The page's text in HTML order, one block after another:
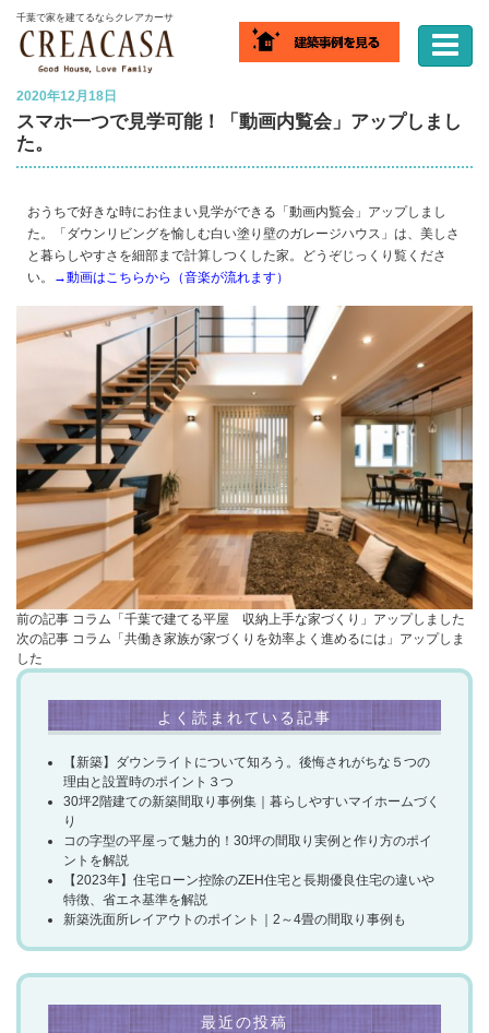
千葉で家を建てるならクレアカーサ
ホーム NEWS スマホ一つで見学可能！「動画内覧会」アップしました。
2020年12月18日
スマホ一つで見学可能！「動画内覧会」アップしまし
た。
おうちで好きな時にお住まい見学ができる「動画内覧会」アップしまし
た。「ダウンリビングを愉しむ白い塗り壁のガレージハウス」は、美しさ
と暮らしやすさを細部まで計算しつくした家。どうぞじっくり覧くださ
い。
→動画はこちらから（音楽が流れます）
前の記事 コラム「千葉で建てる平屋 収納上手な家づくり」アップしました
次の記事 コラム「共働き家族が家づくりを効率よく進めるには」アップしま
した
よく読まれている記事
【新築】ダウンライトについて知ろう。後悔されがちな５つの
理由と設置時のポイント３つ
30坪2階建ての新築間取り事例集｜暮らしやすいマイホームづく
り
コの字型の平屋って魅力的！30坪の間取り実例と作り方のポイ
ントを解説​
【2023年】住宅ローン控除のZEH住宅と長期優良住宅の違いや
特徴、省エネ基準を解説
新築洗面所レイアウトのポイント｜2～4畳の間取り事例も
最近の投稿